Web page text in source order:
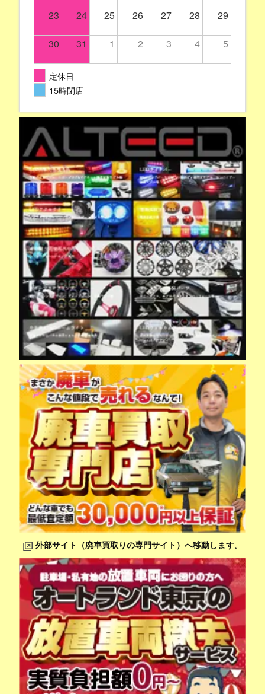
23 24 25 26 27 28 29
30 31 1 2 3 4 5
定休日
15時閉店
外部サイト（廃車買取りの専門サイト）へ移動します。